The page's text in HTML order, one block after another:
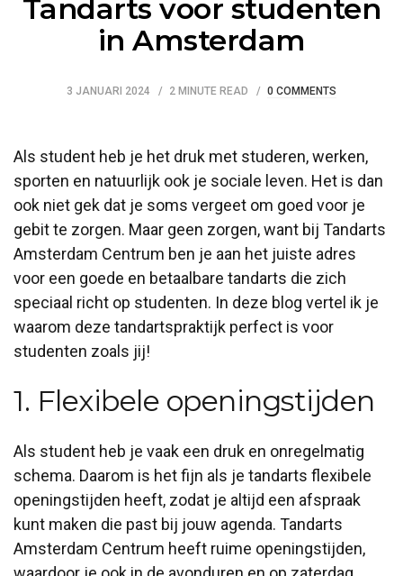
Tandarts voor studenten
in Amsterdam
3 JANUARI 2024 2 MINUTE READ 0 COMMENTS
Als student heb je het druk met studeren, werken,
sporten en natuurlijk ook je sociale leven. Het is dan
ook niet gek dat je soms vergeet om goed voor je
gebit te zorgen. Maar geen zorgen, want bij Tandarts
Amsterdam Centrum ben je aan het juiste adres
voor een goede en betaalbare tandarts die zich
speciaal richt op studenten. In deze blog vertel ik je
waarom deze tandartspraktijk perfect is voor
studenten zoals jij!
1. Flexibele openingstijden
Als student heb je vaak een druk en onregelmatig
schema. Daarom is het fijn als je tandarts flexibele
openingstijden heeft, zodat je altijd een afspraak
kunt maken die past bij jouw agenda. Tandarts
Amsterdam Centrum heeft ruime openingstijden,